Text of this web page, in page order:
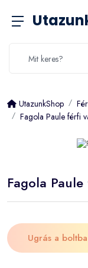
UtazunkShop
Fagola Paule férfi
Fagola
Ugrás a boltba